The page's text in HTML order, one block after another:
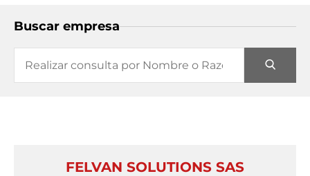
Buscar empresa
FELVAN SOLUTIONS SAS